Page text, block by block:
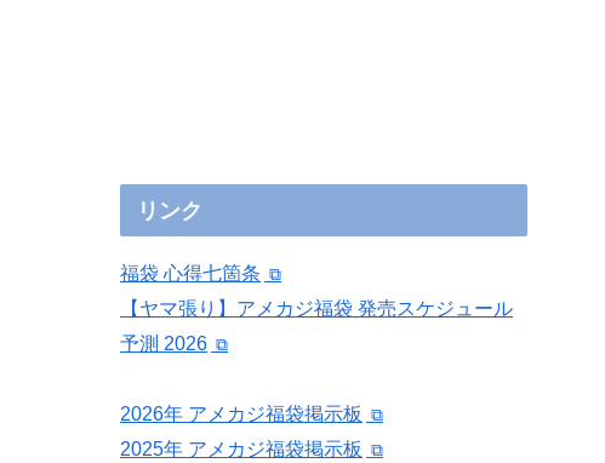
リンク
福袋 心得七箇条
【ヤマ張り】アメカジ福袋 発売スケジュール
予測 2026
2026年 アメカジ福袋掲示板
2025年 アメカジ福袋掲示板